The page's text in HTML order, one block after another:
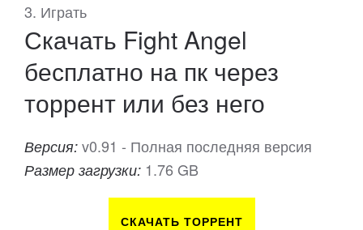
3. Играть
Скачать Fight Angel
бесплатно на пк через
торрент или без него
Версия: v0.91 - Полная последняя версия
Размер загрузки: 1.76 GB
СКАЧАТЬ ТОРРЕНТ